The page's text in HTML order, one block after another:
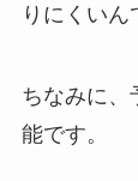
りにくいん
ちなみに、
能です。